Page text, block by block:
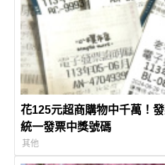
花125元超商購物中千萬！
統一發票中獎號碼
其他